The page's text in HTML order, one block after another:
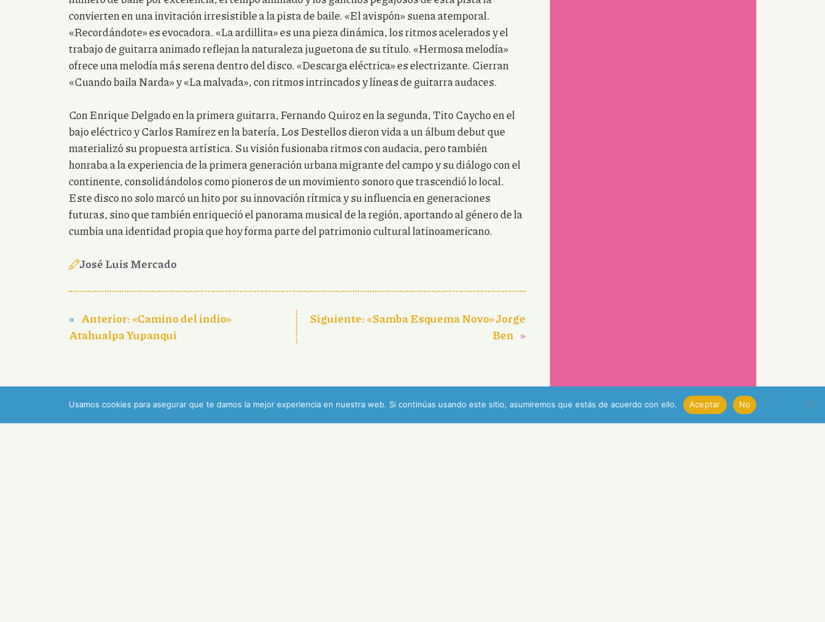
convierten en una invitación irresistible a la pista de baile. «El avispón» suena atemporal.
«Recordándote» es evocadora. «La ardillita» es una pieza dinámica, los ritmos acelerados y el
trabajo de guitarra animado reflejan la naturaleza juguetona de su título. «Hermosa melodía»
ofrece una melodía más serena dentro del disco. «Descarga eléctrica» es electrizante. Cierran
«Cuando baila Narda» y «La malvada», con ritmos intrincados y líneas de guitarra audaces.
Con Enrique Delgado en la primera guitarra, Fernando Quiroz en la segunda, Tito Caycho en el
bajo eléctrico y Carlos Ramírez en la batería, Los Destellos dieron vida a un álbum debut que
materializó su propuesta artística. Su visión fusionaba ritmos con audacia, pero también
honraba a la experiencia de la primera generación urbana migrante del campo y su diálogo con el
continente, consolidándolos como pioneros de un movimiento sonoro que trascendió lo local.
Este disco no solo marcó un hito por su innovación rítmica y su influencia en generaciones
futuras, sino que también enriqueció el panorama musical de la región, aportando al género de la
cumbia una identidad propia que hoy forma parte del patrimonio cultural latinoamericano.
José Luis Mercado
« Anterior:«Camino del indio»
Atahualpa Yupanqui
Siguiente:«Samba Esquema Novo» Jorge
Ben »
Usamos cookies para asegurar que te damos la mejor experiencia en nuestra web. Si continúas usando este sitio, asumiremos que estás de acuerdo con ello. Aceptar No